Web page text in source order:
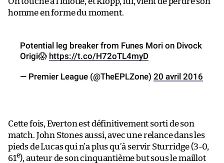
homme en forme du moment.
Potential leg breaker from Funes Mori on Divock
Origi😱 https://t.co/H72oTL4myD
— Premier League (@TheEPLZone) 20 avril 2016
Cette fois, Everton est définitivement sorti de son
match. John Stones aussi, avec une relance dans les
pieds de Lucas qui n’a plus qu’à servir Sturridge (3-0,
61e), auteur de son cinquantième but sous le maillot